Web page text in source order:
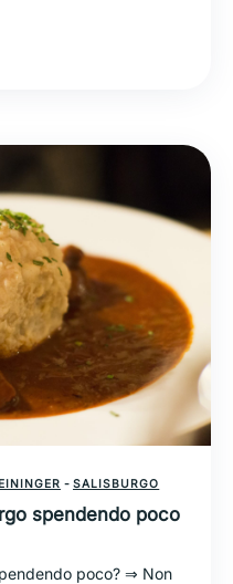
- SALISBURGO
spendendo poco
poco? ⇒ Non